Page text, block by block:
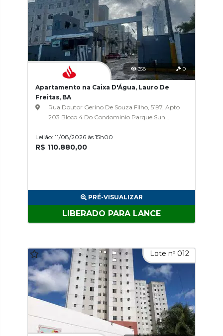
358 0
Apartamento na Caixa D'Água, Lauro De
Freitas, BA
Rua Doutor Gerino De Souza Filho, 5197, Apto
203 Bloco 4 Do Condominio Parque Sun
Leilão: 11/08/2026 às 15h00
R$ 110.880,00
PRÉ-VISUALIZAR
LIBERADO PARA LANCE
Lote nº 012